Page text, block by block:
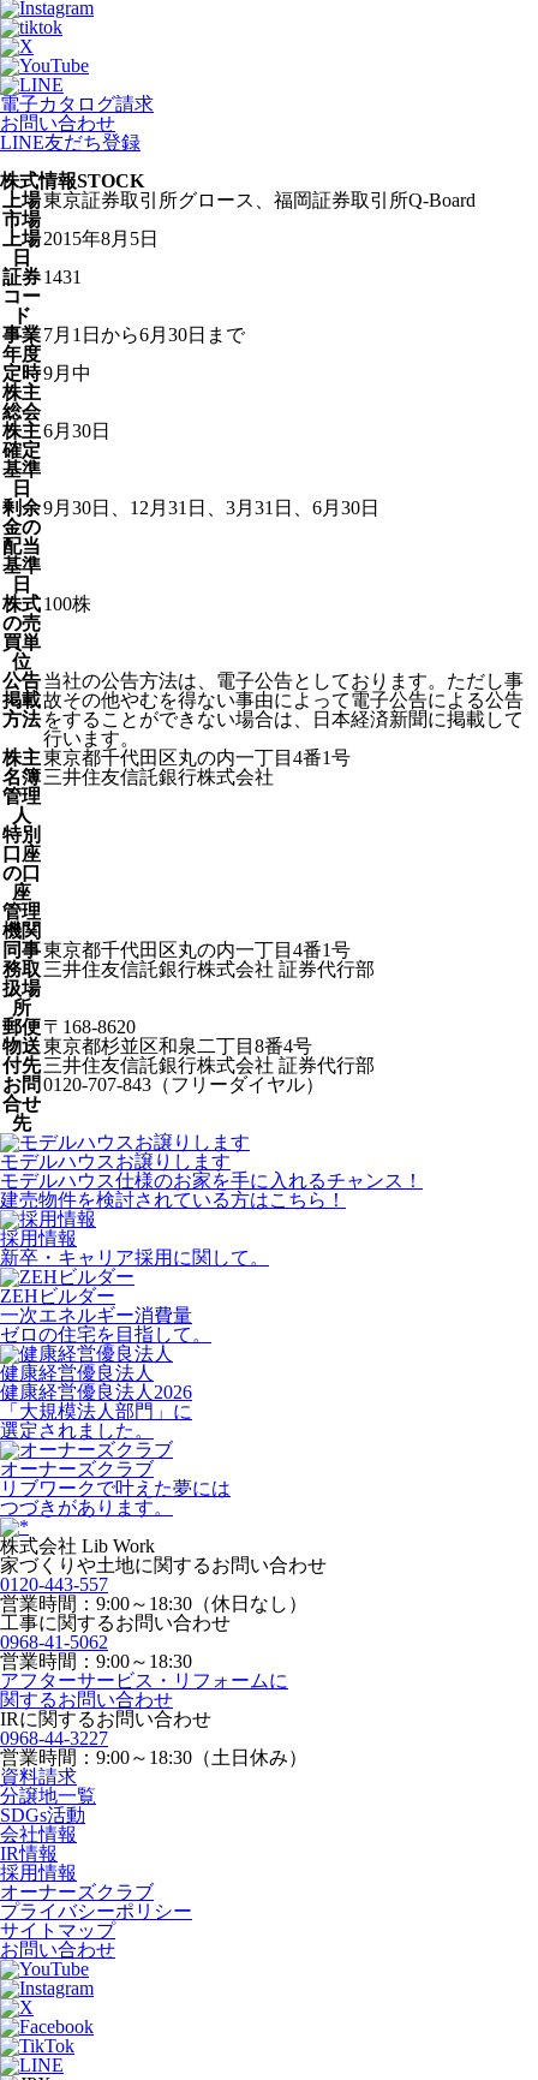
電子カタログ請求
お問い合わせ
LINE友だち登録
株式情報STOCK
上場
市場
東京証券取引所グロース、福岡証券取引所Q-Board
上場
日
2015年8月5日
証券
コー
ド
1431
事業
年度
7月1日から6月30日まで
定時
株主
総会
9月中
株主
確定
基準
日
6月30日
剰余
金の
配当
基準
日
9月30日、12月31日、3月31日、6月30日
株式
の売
買単
位
100株
公告
掲載
方法
当社の公告方法は、電子公告としております。ただし事
故その他やむを得ない事由によって電子公告による公告
をすることができない場合は、日本経済新聞に掲載して
行います。
株主
名簿
管理
人
特別
口座
の口
座
管理
機関
東京都千代田区丸の内一丁目4番1号
三井住友信託銀行株式会社
同事
務取
扱場
所
東京都千代田区丸の内一丁目4番1号
三井住友信託銀行株式会社 証券代行部
郵便
物送
付先
お問
合せ
先
〒168-8620
東京都杉並区和泉二丁目8番4号
三井住友信託銀行株式会社 証券代行部
0120-707-843（フリーダイヤル）
モデルハウスお譲りします
モデルハウス仕様のお家を手に入れるチャンス！
建売物件を検討されている方はこちら！
採用情報
新卒・キャリア採用に関して。
ZEHビルダー
一次エネルギー消費量
ゼロの住宅を目指して。
健康経営優良法人
健康経営優良法人2026
「大規模法人部門」に
選定されました。
オーナーズクラブ
リブワークで叶えた夢には
つづきがあります。
株式会社 Lib Work
家づくりや土地に関するお問い合わせ
0120-443-557
営業時間：9:00～18:30（休日なし）
工事に関するお問い合わせ
0968-41-5062
営業時間：9:00～18:30
アフターサービス・リフォームに
関するお問い合わせ
IRに関するお問い合わせ
0968-44-3227
営業時間：9:00～18:30（土日休み）
資料請求
分譲地一覧
SDGs活動
会社情報
IR情報
採用情報
オーナーズクラブ
プライバシーポリシー
サイトマップ
お問い合わせ